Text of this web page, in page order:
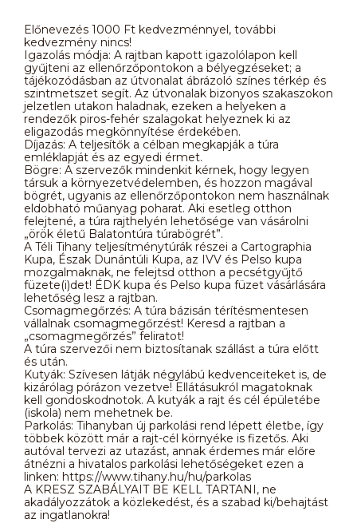
Előnevezés 1000 Ft kedvezménnyel, további
kedvezmény nincs!
Igazolás módja: A rajtban kapott igazolólapon kell
gyűjteni az ellenőrzőpontokon a bélyegzéseket; a
tájékozódásban az útvonalat ábrázoló színes térkép és
szintmetszet segít. Az útvonalak bizonyos szakaszokon
jelzetlen utakon haladnak, ezeken a helyeken a
rendezők piros-fehér szalagokat helyeznek ki az
eligazodás megkönnyítése érdekében.
Díjazás: A teljesítők a célban megkapják a túra
emléklapját és az egyedi érmet.
Bögre: A szervezők mindenkit kérnek, hogy legyen
társuk a környezetvédelemben, és hozzon magával
bögrét, ugyanis az ellenőrzőpontokon nem használnak
eldobható műanyag poharat. Aki esetleg otthon
felejtené, a túra rajthelyén lehetősége van vásárolni
„örök életű Balatontúra túrabögrét”.
A Téli Tihany teljesítménytúrák részei a Cartographia
Kupa, Észak Dunántúli Kupa, az IVV és Pelso kupa
mozgalmaknak, ne felejtsd otthon a pecsétgyűjtő
füzete(i)det! ÉDK kupa és Pelso kupa füzet vásárlására
lehetőség lesz a rajtban.
Csomagmegőrzés: A túra bázisán térítésmentesen
vállalnak csomagmegőrzést! Keresd a rajtban a
„csomagmegőrzés” feliratot!
A túra szervezői nem biztosítanak szállást a túra előtt
és után.
Kutyák: Szívesen látják négylábú kedvenceiteket is, de
kizárólag pórázon vezetve! Ellátásukról magatoknak
kell gondoskodnotok. A kutyák a rajt és cél épületébe
(iskola) nem mehetnek be.
Parkolás: Tihanyban új parkolási rend lépett életbe, így
többek között már a rajt-cél környéke is fizetős. Aki
autóval tervezi az utazást, annak érdemes már előre
átnézni a hivatalos parkolási lehetőségeket ezen a
linken: https://www.tihany.hu/hu/parkolas
A KRESZ SZABÁLYAIT BE KELL TARTANI, ne
akadályozzátok a közlekedést, és a szabad ki/behajtást
az ingatlanokra!